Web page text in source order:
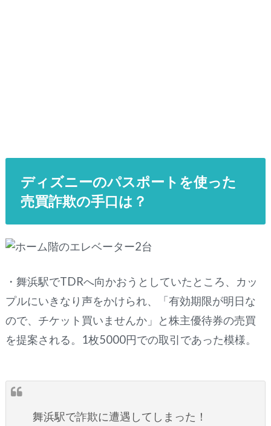
ディズニーのパスポートを使った
売買詐欺の手口は？
・舞浜駅でTDRへ向かおうとしていたところ、カッ
プルにいきなり声をかけられ、「有効期限が明日な
ので、チケット買いませんか」と株主優待券の売買
を提案される。1枚5000円での取引であった模様。
舞浜駅で詐欺に遭遇してしまった！